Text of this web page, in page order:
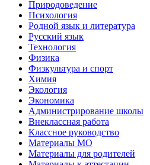
Природоведение
Психология
Родной язык и литература
Русский язык
Технология
Физика
Физкультура и спорт
Химия
Экология
Экономика
Администрирование школы
Внеклассная работа
Классное руководство
Материалы МО
Материалы для родителей